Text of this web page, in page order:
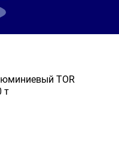
TOR
т